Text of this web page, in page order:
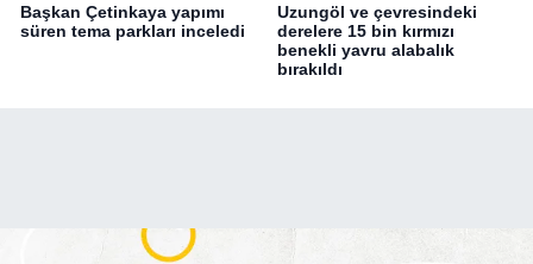
Başkan Çetinkaya yapımı
süren tema parkları inceledi
Uzungöl ve çevresindeki
derelere 15 bin kırmızı
benekli yavru alabalık
bırakıldı